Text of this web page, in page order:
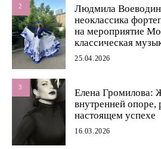
2
Людмила
неоклассика
на мероприятие
классическая
25.04.2026
3
Елена Громилова:
внутренней опоре,
настоящем успехе
16.03.2026